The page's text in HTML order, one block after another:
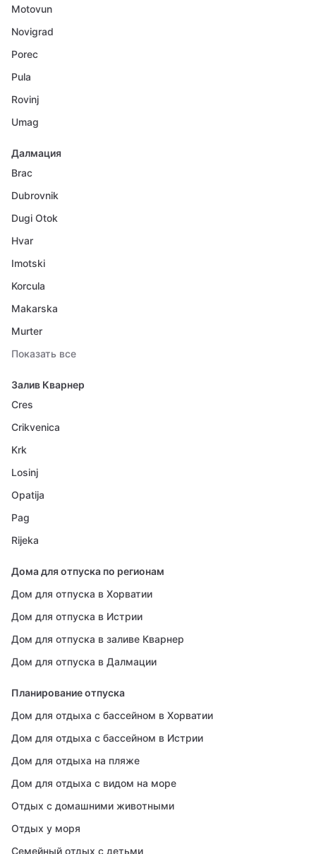
Motovun
Novigrad
Porec
Pula
Rovinj
Umag
Далмация
Brac
Dubrovnik
Dugi Otok
Hvar
Imotski
Korcula
Makarska
Murter
Показать все
Залив Кварнер
Cres
Crikvenica
Krk
Losinj
Opatija
Pag
Rijeka
Дома для отпуска по регионам
Дом для отпуска в Хорватии
Дом для отпуска в Истрии
Дом для отпуска в заливе Кварнер
Дом для отпуска в Далмации
Планирование отпуска
Дом для отдыха с бассейном в Хорватии
Дом для отдыха с бассейном в Истрии
Дом для отдыха на пляже
Дом для отдыха с видом на море
Отдых с домашними животными
Отдых у моря
Семейный отдых с детьми